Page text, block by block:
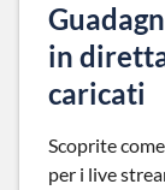
in
caricati
Scoprite
per i live